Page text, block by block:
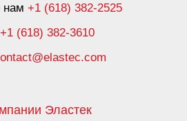
нам +1 (618) 382-2525
+1 (618) 382-3610
Эластек